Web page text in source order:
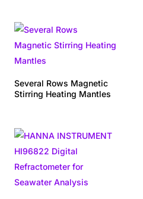
Several Rows Magnetic
Stirring Heating Mantles